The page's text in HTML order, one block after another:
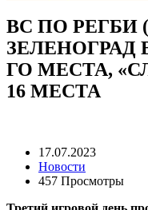
ВС ПО РЕГБИ
ЗЕЛЕНОГРАД
ГО МЕСТА,
16 МЕСТА
17.07.2023
Новости
457 Просмотры